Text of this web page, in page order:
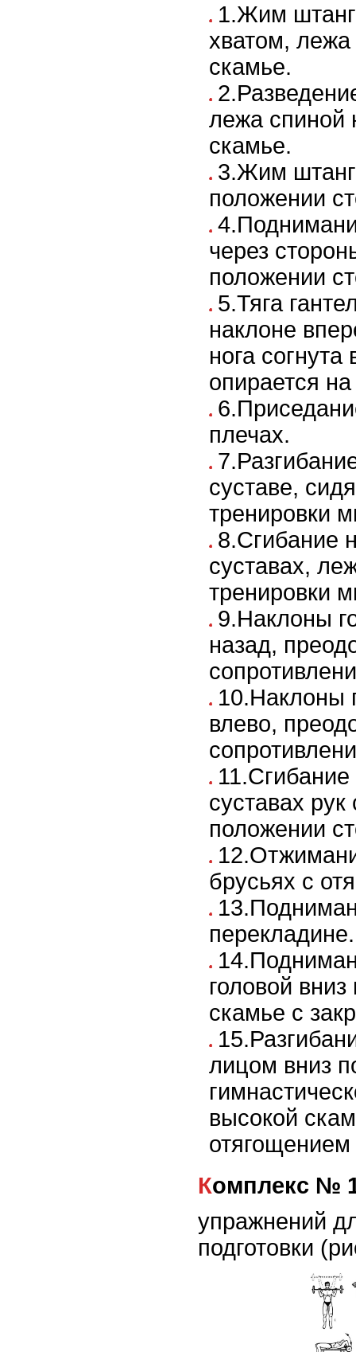
1.Жим
хватом, лежа
скамье.
лежа спиной
скамье.
3.Жим
положении
через
положении
5.Тяга
наклоне
нога согнута
опирается
плечах.
суставе,
тренировки
8.Сгибание
суставах,
тренировки
9.Наклоны
назад,
10.Наклоны
влево,
суставах
положении
брусьях с
перекладине.
головой
скамье с
лицом вниз
высокой
отягощением
Комплекс №
упражнений
подготовки